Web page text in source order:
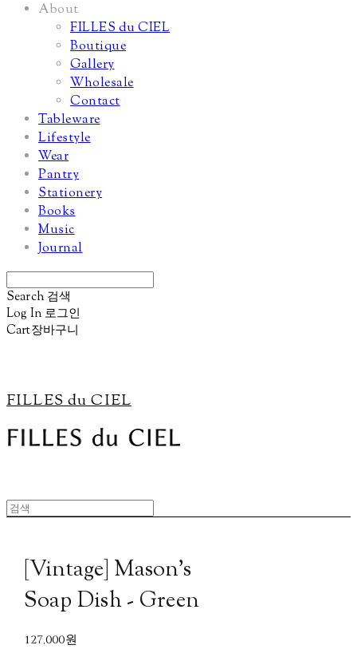
About
FILLES du CIEL
Boutique
Gallery
Wholesale
Contact
Tableware
Lifestyle
Wear
Pantry
Stationery
Books
Music
Journal
Search 검색
Log In 로그인
Cart장바구니
FILLES du CIEL
[Vintage] Mason's
Soap Dish - Green
127,000원